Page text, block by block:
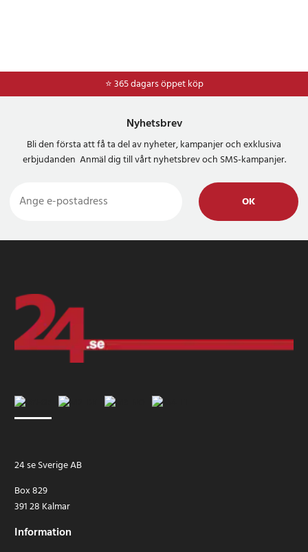
⭐ 365 dagars öppet köp
⭐Frakt 49kr *
Nyhetsbrev
Bli den första att få ta del av nyheter, kampanjer och exklusiva
erbjudanden Anmäl dig till vårt nyhetsbrev och SMS-kampanjer.
OK
24 se Sverige AB
Box 829
391 28 Kalmar
Information